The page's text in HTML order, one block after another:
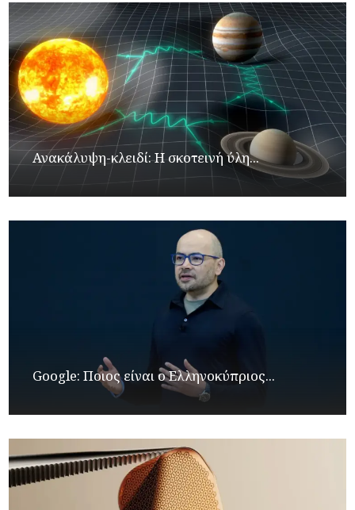
Ανακάλυψη-κλειδί: Η σκοτεινή ύλη...
Google: Ποιος είναι ο Ελληνοκύπριος...